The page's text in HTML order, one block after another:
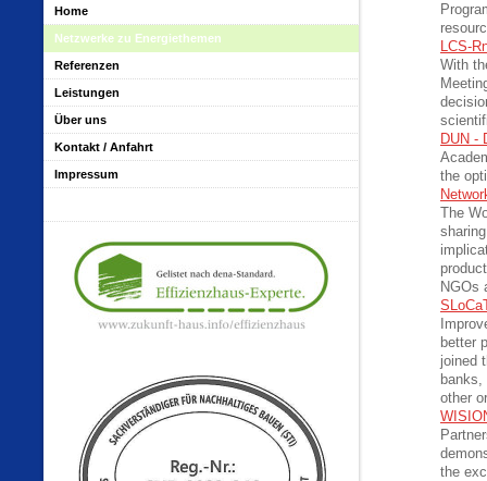
LCS-
With
DUN -
the
The
NGOs
better
joined
other
the
Home
Netzwerke zu Energiethemen
Referenzen
Leistungen
Über uns
Kontakt / Anfahrt
Impressum